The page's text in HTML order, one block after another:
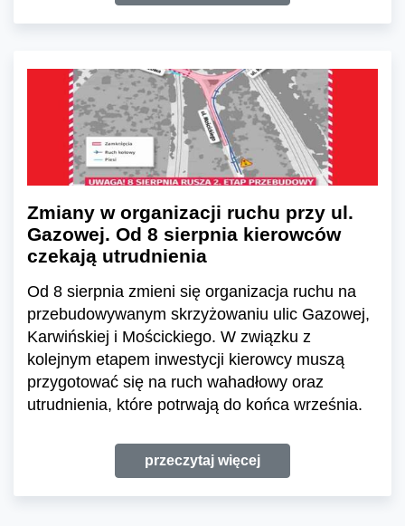
Zmiany w organizacji ruchu przy ul.
Gazowej. Od 8 sierpnia kierowców
czekają utrudnienia
Od 8 sierpnia zmieni się organizacja ruchu na
przebudowywanym skrzyżowaniu ulic Gazowej,
Karwińskiej i Mościckiego. W związku z
kolejnym etapem inwestycji kierowcy muszą
przygotować się na ruch wahadłowy oraz
utrudnienia, które potrwają do końca września.
przeczytaj więcej